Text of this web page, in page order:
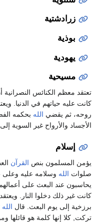
زرادشتية
بوذية
يهودية
مسيحية
تعتقد معظم الكنائس النصرانية
كانت عليه حياتهم في الدنيا.
روحه، ثم يقضي الله بحكمه
الأجساد والأرواح غير السوية
إسلام
يؤمن المسلمون بنص القرآن
صلوات الله وسلامه عليه
يحاسبون عند البعث على
كانت غير ذلك دخلوا النار.
برزخية إلى يوم البعث. قال الله